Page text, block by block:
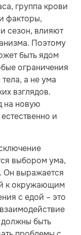
группа крови
факторы,
сезон, влияют
Поэтому
быть ядом
ограничения
а не ума
взглядов.
на новую
и
выбором ума,
Он выражается
к окружающим
с едой – это
быть